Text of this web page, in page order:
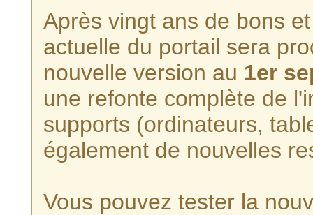
Après vingt ans de bons
actuelle du portail sera
nouvelle version au 1er
une refonte complète de
supports (ordinateurs,
également de nouvelles
Vous pouvez tester la